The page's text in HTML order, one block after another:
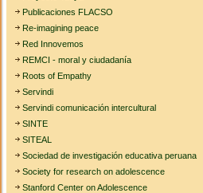
Publicaciones FLACSO
Re-imagining peace
Red Innovemos
REMCI - moral y ciudadanía
Roots of Empathy
Servindi
Servindi comunicación intercultural
SINTE
SITEAL
Sociedad de investigación educativa peruana
Society for research on adolescence
Stanford Center on Adolescence